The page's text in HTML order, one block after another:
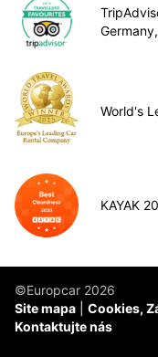
World's
KAYAK
©Europcar 2026
Site mapa
Cookies,
Kontaktujte nás